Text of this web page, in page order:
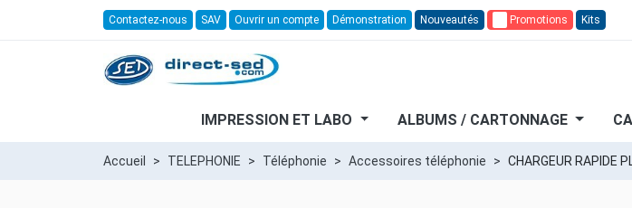
Contactez-nous SAV Ouvrir un compte Démonstration Nouveautés Promotions Kits
IMPRESSION ET LABO ALBUMS / CARTONNAGE
Accueil TELEPHONIE Téléphonie Accessoires téléphonie CHARGEUR RAPIDE